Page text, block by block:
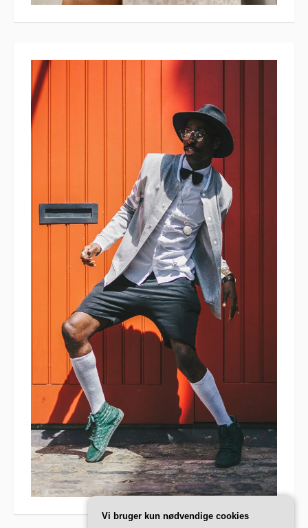
Vi bruger kun nødvendige cookies